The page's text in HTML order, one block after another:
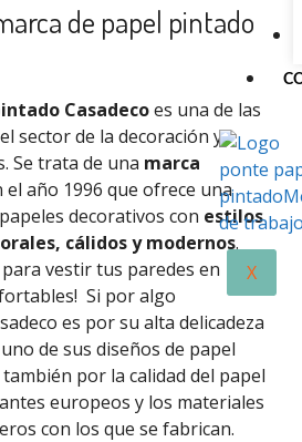
X
de papel pintado
Casadecoes una de las
sector de la decoración y
Se trata de una marca
el año 1996 que ofrece una
decorativos con estilos
cálidos y modernos.
vestir tus paredes en
Si por algo
es por su alta delicadeza
de sus diseños de papel
también por la calidad del papel
europeos y los materiales
con los que se fabrican.